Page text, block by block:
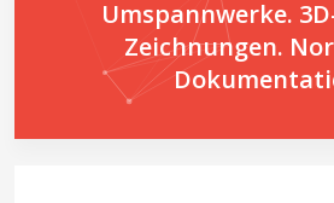
Umspannwerke.
Zeichnungen.